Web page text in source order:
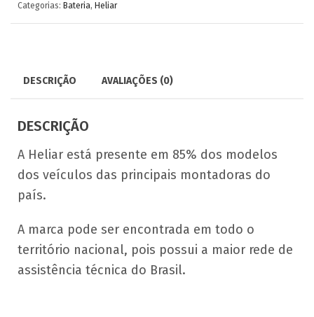
Categorias: Bateria, Heliar
DESCRIÇÃO AVALIAÇÕES (0)
DESCRIÇÃO
A Heliar está presente em 85% dos modelos
dos veículos das principais montadoras do
país.
A marca pode ser encontrada em todo o
território nacional, pois possui a maior rede de
assistência técnica do Brasil.